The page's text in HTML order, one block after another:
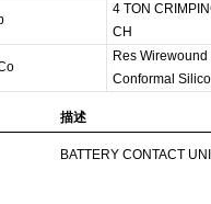
4 TON
CH
Res
Conformal
描述
BATTERY CONTACT